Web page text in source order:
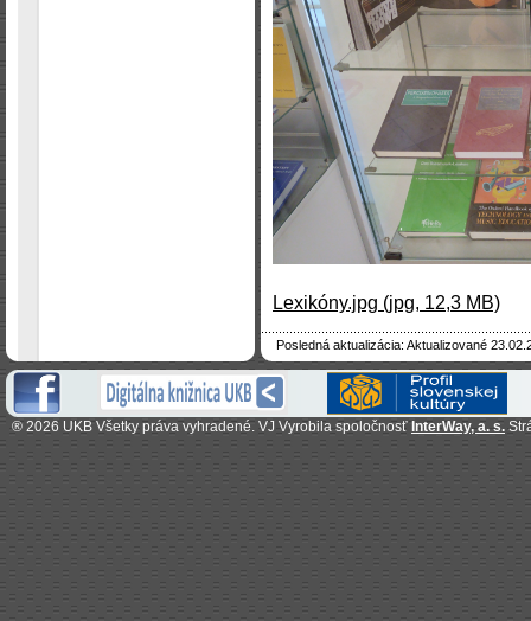
Lexikóny.jpg (jpg, 12,3 MB)
Posledná aktualizácia: Aktualizované
® 2026 UKB Všetky práva vyhradené. VJ Vyrobila spoločnosť InterWay, a. s.